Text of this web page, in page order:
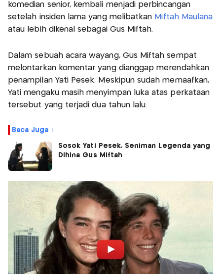
komedian senior, kembali menjadi perbincangan
setelah insiden lama yang melibatkan Miftah Maulana
atau lebih dikenal sebagai Gus Miftah.
Dalam sebuah acara wayang, Gus Miftah sempat
melontarkan komentar yang dianggap merendahkan
penampilan Yati Pesek. Meskipun sudah memaafkan,
Yati mengaku masih menyimpan luka atas perkataan
tersebut yang terjadi dua tahun lalu.
Baca Juga :
Sosok Yati Pesek, Seniman Legenda yang
Dihina Gus Miftah